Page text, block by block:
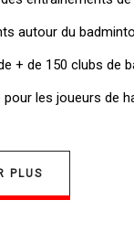
autour du
+ de 150 clubs de
les joueurs de
PLUS